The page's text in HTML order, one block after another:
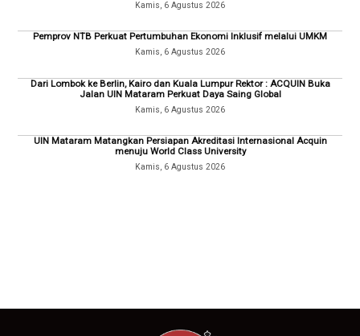
Kamis, 6 Agustus 2026
Pemprov NTB Perkuat Pertumbuhan Ekonomi Inklusif melalui UMKM
Kamis, 6 Agustus 2026
Dari Lombok ke Berlin, Kairo dan Kuala Lumpur Rektor : ACQUIN Buka
Jalan UIN Mataram Perkuat Daya Saing Global
Kamis, 6 Agustus 2026
UIN Mataram Matangkan Persiapan Akreditasi Internasional Acquin
menuju World Class University
Kamis, 6 Agustus 2026